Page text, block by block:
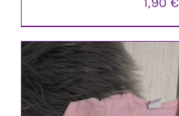
IN DEN WARENKORB